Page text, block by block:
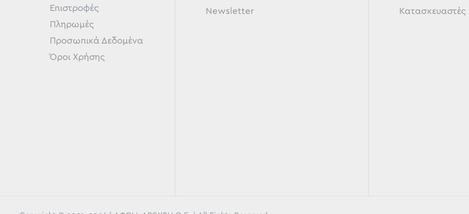
Επιστροφές
Πληρωμές
Προσωπικά Δεδομένα
Όροι Χρήσης
Newsletter
Κατασκευαστές